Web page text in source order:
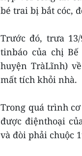
bé trai bị bắt cóc,
Trước đó, trưa
tinbáo của chị
huyện TràLĩnh)
mất tích khỏi nhà.
Trong quá trình
được điệnthoại
và đòi phải chuộc